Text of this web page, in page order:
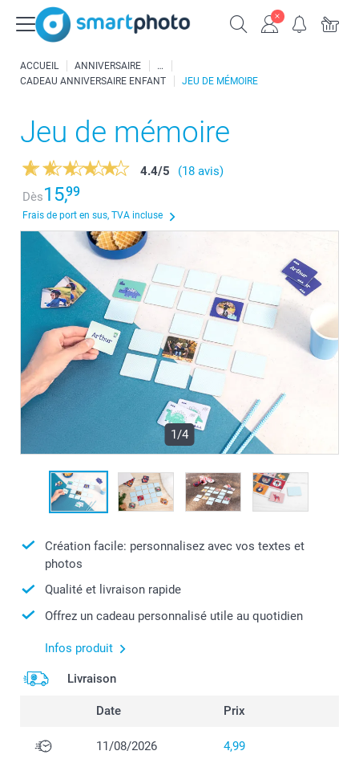
ACCUEIL
ANNIVERSAIRE
CADEAU ANNIVERSAIRE ENFANT
JEU DE MÉMOIRE
Jeu de mémoire
4.4/5
(18 avis)
Dès15,99
Frais de port en sus, TVA incluse
1/4
Création facile: personnalisez avec vos textes et
photos
Qualité et livraison rapide
Offrez un cadeau personnalisé utile au quotidien
Infos produit
Livraison
Date Prix
11/08/2026 4,99